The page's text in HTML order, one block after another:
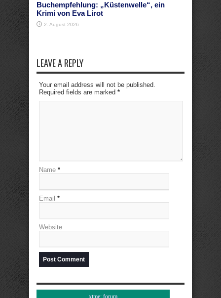
Buchempfehlung: „Küstenwelle“, ein
Krimi von Eva Lirot
2. August 2026
LEAVE A REPLY
Your email address will not be published.
Required fields are marked *
Name *
Email *
Website
xtme: forum